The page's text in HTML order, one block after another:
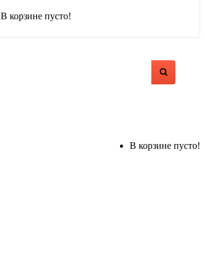
В корзине пусто!
В корзине пусто!